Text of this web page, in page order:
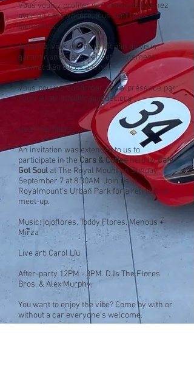
Vous voulez profiter de l'ambiance? Venez
avec ou sans voiture, tous sont les
bienvenus.
Assurez-vous d'arriver tôt afin de vous
garantir une place, car cet événement
promet d'être très animé.
Vous pouvez confirmer votre présence par
courriel au: info@fcaquebec.org
Dear members,
An invitation was extended to us to
participate in the Cars & Coffee held byCafe
Got Soul at The Royal Mount on Sunday
September 7 at 8:30AM. Join us in
Royalmount's Urban Park for a refined car
meet-up.
Music: jojoflores, Toddy Flores, Menous +
Mirza
Live art: Carol Liu
After-party 12PM - 3PM. DJs The Flores
Bros. & Alex Murphy.
You want to enjoy the vibe? Come by with or
without a car everyone's welcome.